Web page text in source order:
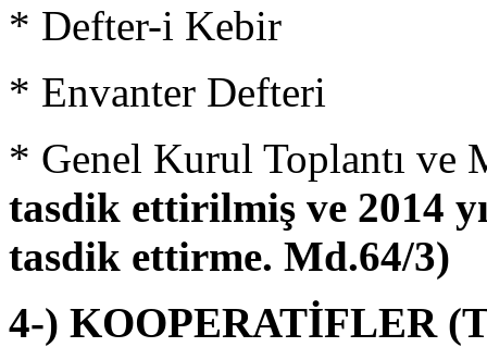
* Defter-i Kebir
* Envanter Defteri
* Genel Kurul Toplantı ve
tasdik ettirilmiş ve 2014
tasdik ettirme. Md.64/3)
4-) KOOPERATİFLER